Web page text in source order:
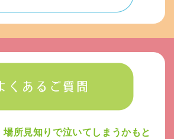
所見知りで泣いてしまうかもと